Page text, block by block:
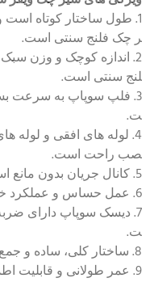
ر چک فلنج سنتی است.
لنج سنتی است.
3. فلپ سوپاپ به سرعت
ت.
4. لوله های افقی و لوله
صب راحت است.
5. کانال جریان بدون مانع است و مقاومت سیال کوچک است.
6. عمل حساس و عملکرد خوب آب بندی.
7. دیسک سوپاپ دارای
ت.
8. ساختار کلی، ساده و جمع و جور، ظاهر زیبا.
9. عمر طولانی و قابلیت اطمینان بالا.